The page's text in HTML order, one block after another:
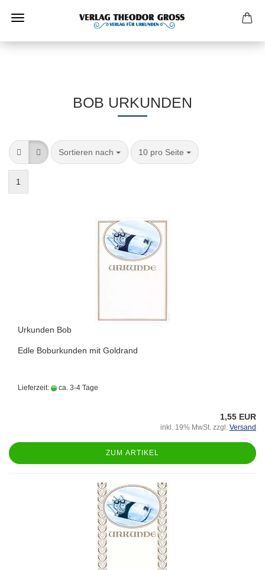
BOB URKUNDEN
Sortieren nach 10 pro Seite
1
Urkunden Bob
Edle Boburkunden mit Goldrand
Lieferzeit: ca. 3-4 Tage
1,55 EUR
inkl. 19% MwSt. zzgl. Versand
ZUM ARTIKEL